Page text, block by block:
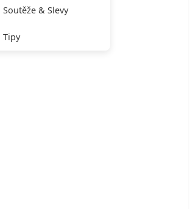
Soutěže & Slevy
Tipy